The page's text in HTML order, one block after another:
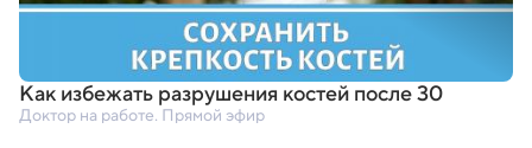
Как избежать разрушения костей после 30
Доктор на работе. Прямой эфир